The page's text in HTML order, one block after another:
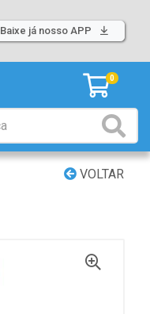
Baixe já nosso APP
0
VOLTAR